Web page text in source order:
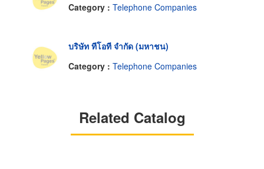
Category : Telephone Companies
บริษัท ทีโอที จำกัด (มหาชน)
Category : Telephone Companies
Related Catalog